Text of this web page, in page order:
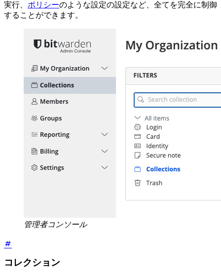
実行、 ポリシーのような設定の設定など、全てを完全に制御
することができます。
管理者コンソール
コレクション